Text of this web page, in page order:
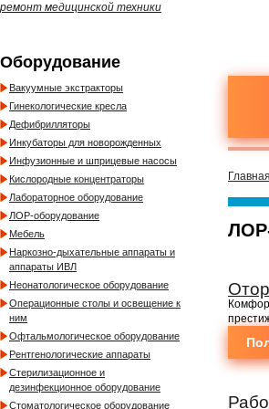
ремонт медицинской техники
Оборудование
Вакуумные экстракторы
Гинекологические кресла
Дефибрилляторы
Инкубаторы для новорожденных
Инфузионные и шприцевые насосы
Кислородные концентраторы
Лабораторное оборудование
ЛОР-оборудование
Мебель
Наркозно-дыхательные аппараты и
аппараты ИВЛ
Неонатологическое оборудование
Операционные столы и освещение к
ним
Офтальмологическое оборудование
Рентгенологические аппараты
Стерилизационное и
дезинфекционное оборудование
Стоматологическое оборудование
Главная